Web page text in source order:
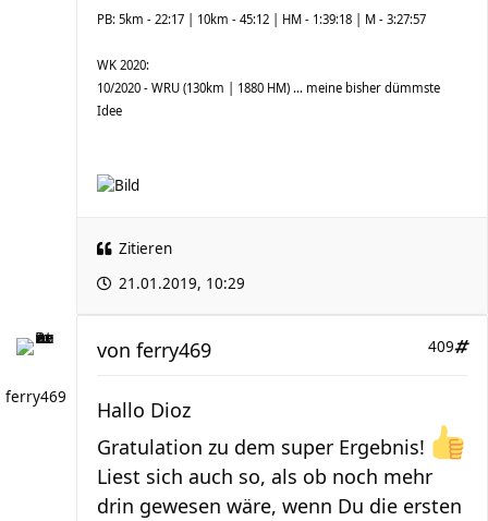
PB: 5km - 22:17 | 10km - 45:12 | HM - 1:39:18 | M - 3:27:57
WK 2020:
10/2020 - WRU (130km | 1880 HM) ... meine bisher dümmste
Idee
Zitieren
21.01.2019, 10:29
ferry469
409
von ferry469
Hallo Dioz
Gratulation zu dem super Ergebnis!
Liest sich auch so, als ob noch mehr
drin gewesen wäre, wenn Du die ersten